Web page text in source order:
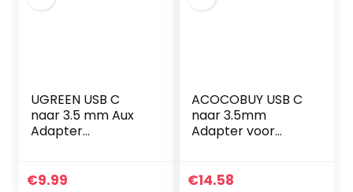
UGREEN USB C
naar 3.5 mm Aux
Adapter
OnePlus 8 Pro 7T
€9.99
ACOCOBUY USB C
naar 3.5mm
Adapter voor
Jack Adapter
€14.58